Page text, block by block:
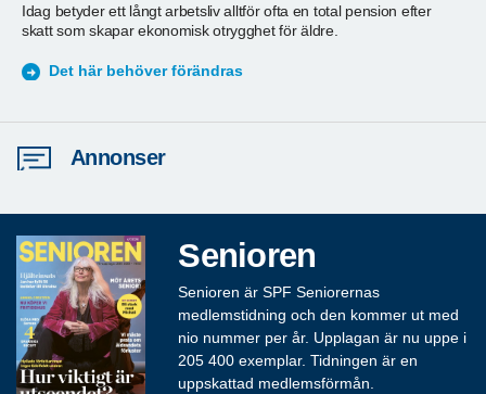
Idag betyder ett långt arbetsliv alltför ofta en total pension efter
skatt som skapar ekonomisk otrygghet för äldre.
Det här behöver förändras
Annonser
Senioren
Senioren är SPF Seniorernas
medlemstidning och den kommer ut med
nio nummer per år. Upplagan är nu uppe i
205 400 exemplar. Tidningen är en
uppskattad medlemsförmån.